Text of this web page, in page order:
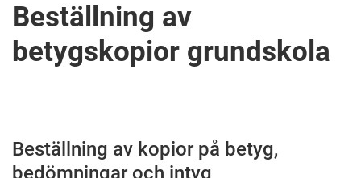
Beställning av
betygskopior grundskola
Beställning av kopior på betyg,
bedömningar och intyg